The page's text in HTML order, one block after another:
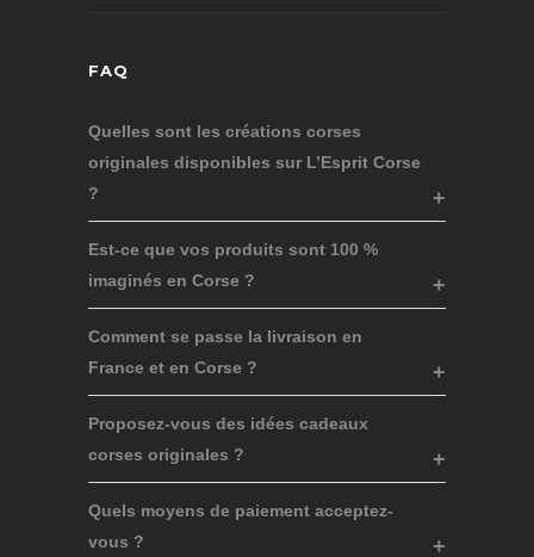
FAQ
Quelles sont les créations corses
originales disponibles sur L’Esprit Corse
?
Est-ce que vos produits sont 100 %
imaginés en Corse ?
Comment se passe la livraison en
France et en Corse ?
Proposez-vous des idées cadeaux
corses originales ?
Quels moyens de paiement acceptez-
vous ?